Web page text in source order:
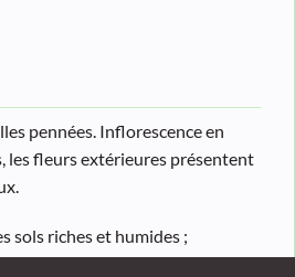
pennées. Inflorescence en
les fleurs extérieures présentent
.
sols riches et humides ;
ses parties mais